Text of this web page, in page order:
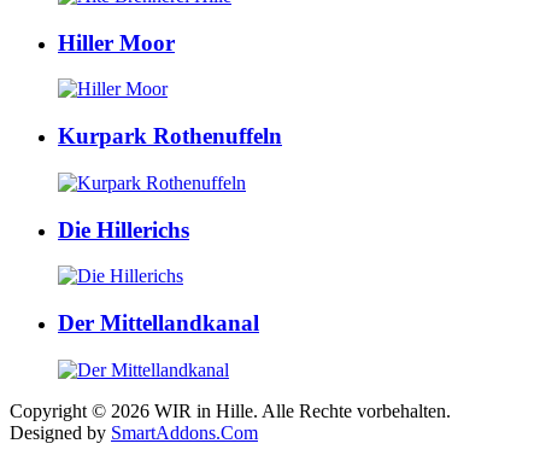
Hiller Moor
Kurpark Rothenuffeln
Die Hillerichs
Der Mittellandkanal
Copyright © 2026 WIR in Hille. Alle Rechte vorbehalten.
Designed by SmartAddons.Com